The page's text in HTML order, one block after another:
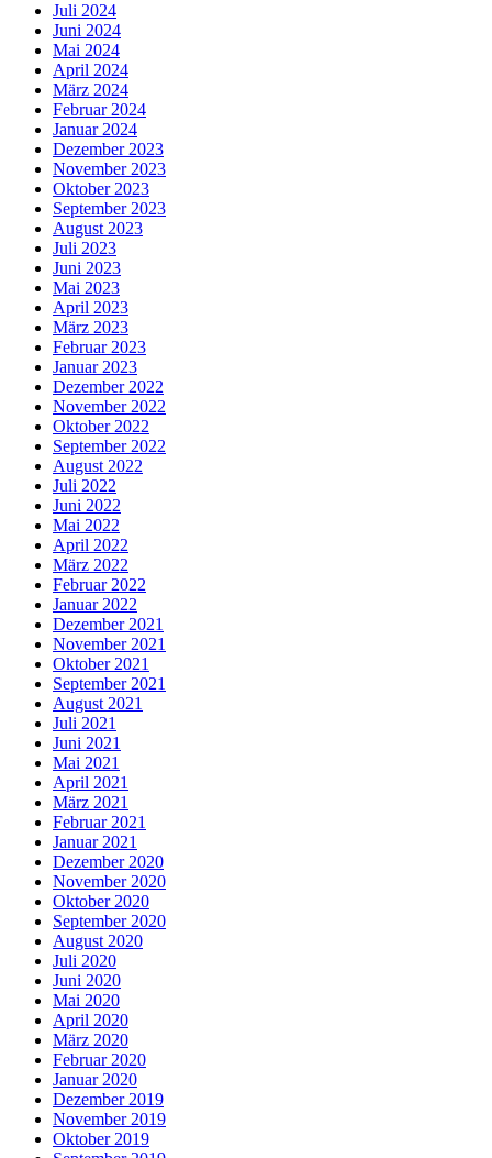
Juli 2024
Juni 2024
Mai 2024
April 2024
März 2024
Februar 2024
Januar 2024
Dezember 2023
November 2023
Oktober 2023
September 2023
August 2023
Juli 2023
Juni 2023
Mai 2023
April 2023
März 2023
Februar 2023
Januar 2023
Dezember 2022
November 2022
Oktober 2022
September 2022
August 2022
Juli 2022
Juni 2022
Mai 2022
April 2022
März 2022
Februar 2022
Januar 2022
Dezember 2021
November 2021
Oktober 2021
September 2021
August 2021
Juli 2021
Juni 2021
Mai 2021
April 2021
März 2021
Februar 2021
Januar 2021
Dezember 2020
November 2020
Oktober 2020
September 2020
August 2020
Juli 2020
Juni 2020
Mai 2020
April 2020
März 2020
Februar 2020
Januar 2020
Dezember 2019
November 2019
Oktober 2019